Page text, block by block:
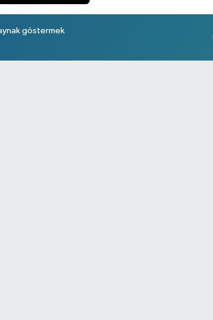
göstermek